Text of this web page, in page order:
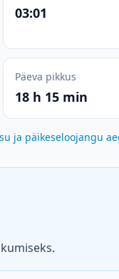
03:01
Päeva pikkus
18 h 15 min
ja päikeseloojangu